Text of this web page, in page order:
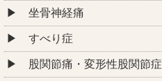
坐骨神経痛
すべり症
股関節痛・変形性股関節症